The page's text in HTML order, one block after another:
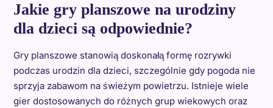
Jakie gry planszowe na urodziny
dla dzieci są odpowiednie?
Gry planszowe stanowią doskonałą formę rozrywki
podczas urodzin dla dzieci, szczególnie gdy pogoda nie
sprzyja zabawom na świeżym powietrzu. Istnieje wiele
gier dostosowanych do różnych grup wiekowych oraz